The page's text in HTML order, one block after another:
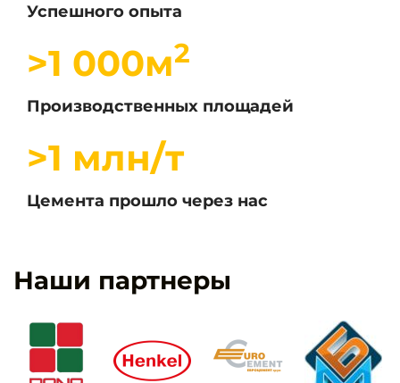
Успешного опыта
>1 000м2
Производственных площадей
>1 млн/т
Цемента прошло через нас
Наши партнеры